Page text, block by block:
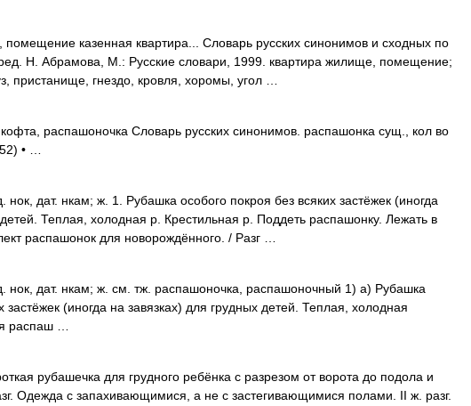
казенная квартира... Словарь русских синонимов и сходных по
Н. Абрамова, М.: Русские словари, 1999. квартира жилище, помещение;
пристанище, гнездо, кровля, хоромы, угол …
распашоночка Словарь русских синонимов. распашонка сущ., кол во
• …
дат. нкам; ж. 1. Рубашка особого покроя без всяких застёжек (иногда
Теплая, холодная р. Крестильная р. Поддеть распашонку. Лежать в
распашонок для новорождённого. / Разг …
дат. нкам; ж. см. тж. распашоночка, распашоночный 1) а) Рубашка
застёжек (иногда на завязках) для грудных детей. Теплая, холодная
распаш …
рубашечка для грудного ребёнка с разрезом от ворота до подола и
Одежда с запахивающимися, а не с застегивающимися полами. II ж. разг.